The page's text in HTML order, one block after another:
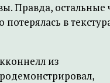
Правда, остальные
потерялась в
из